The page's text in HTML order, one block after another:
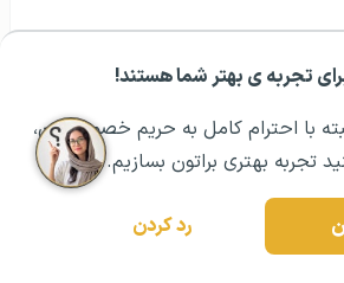
تجربه ی بهتر شما هستند!
با احترام کامل به حریم خصوصیتون،
تجربه بهتری براتون بسازیم.
رد کردن
۰۲۱ ۴۳۰۰۰ ۰۲۱ رزرو مشاوره تخصصی
هزینه زندگی در اتریش
پس از تحصیل در اتریش
غیر اتحادیه اروپا می‌توانید در حین
اتریش طبق قوانین اتریش با داشتن